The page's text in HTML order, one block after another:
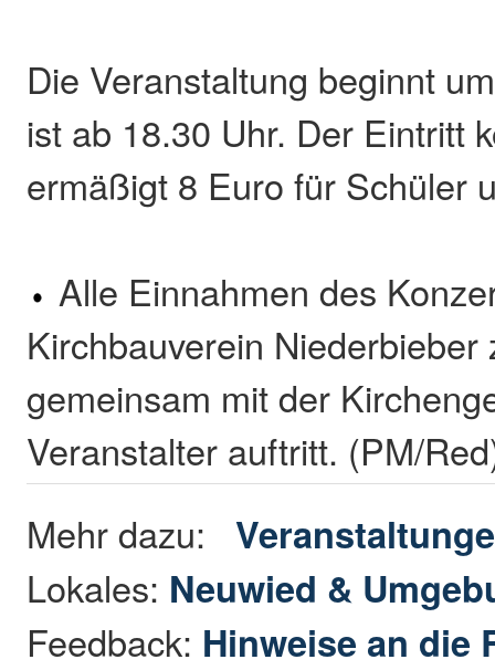
Die Veranstaltung beginnt
ist ab 18.30 Uhr. Der Eintritt
ermäßigt 8 Euro für Schüler
Alle Einnahmen des
Kirchbauverein Niederbieber
gemeinsam mit der
Veranstalter auftritt. (PM/
Mehr dazu:
Lokales: Neuwied &
Feedback: Hinweise an die